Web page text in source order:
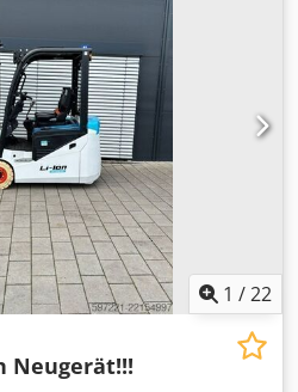
1 /22
Neugerät!!!